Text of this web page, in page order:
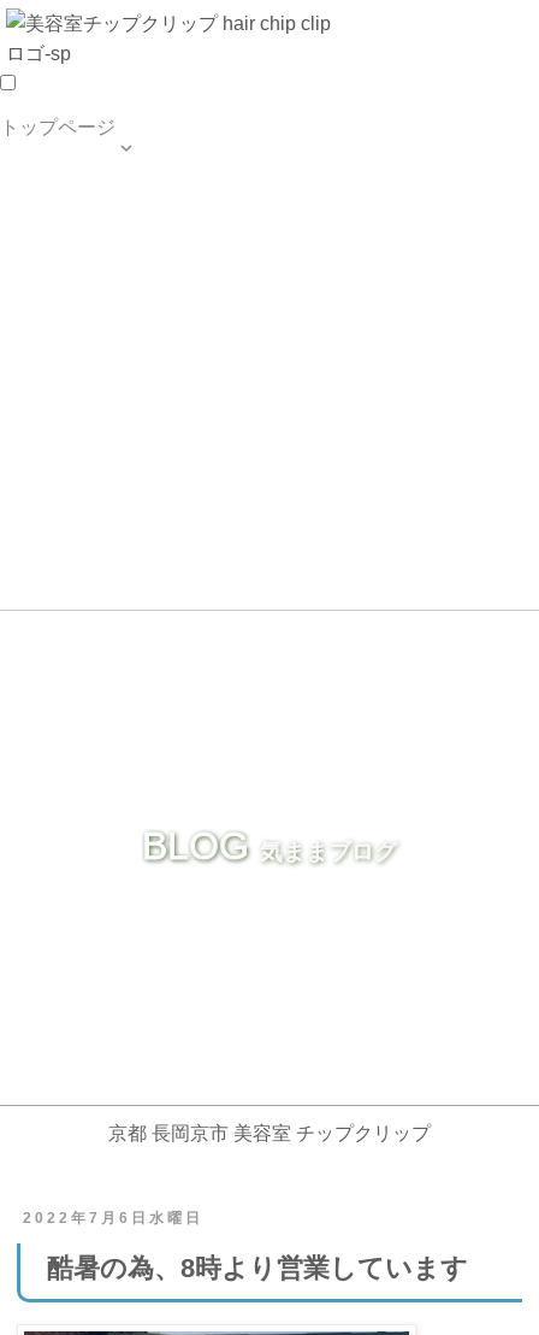
トップページ

BLOG 気ままブログ
京都 長岡京市 美容室 チップクリップ
2022年7月6日水曜日
酷暑の為、8時より営業しています